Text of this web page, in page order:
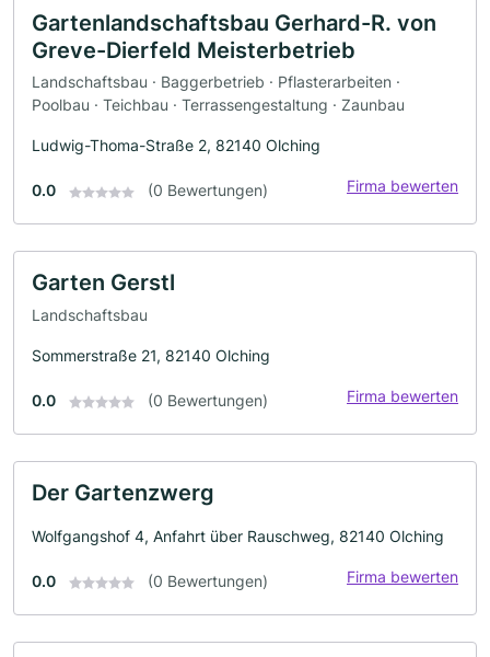
Gartenlandschaftsbau Gerhard-R. von
Greve-Dierfeld Meisterbetrieb
Landschaftsbau · Baggerbetrieb · Pflasterarbeiten ·
Poolbau · Teichbau · Terrassengestaltung · Zaunbau
Ludwig-Thoma-Straße 2, 82140 Olching
0.0 (0 Bewertungen) Firma bewerten
Garten Gerstl
Landschaftsbau
Sommerstraße 21, 82140 Olching
0.0 (0 Bewertungen) Firma bewerten
Der Gartenzwerg
Wolfgangshof 4, Anfahrt über Rauschweg, 82140 Olching
0.0 (0 Bewertungen) Firma bewerten